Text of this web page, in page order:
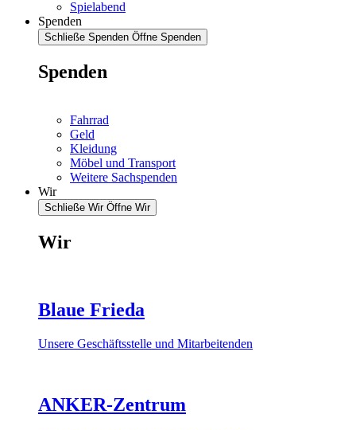
Spielabend
Spenden
Schließe Spenden Öffne Spenden
Spenden
Fahrrad
Geld
Kleidung
Möbel und Transport
Weitere Sachspenden
Wir
Schließe Wir Öffne Wir
Wir
Blaue Frieda
Unsere Geschäftsstelle und Mitarbeitenden
ANKER-Zentrum